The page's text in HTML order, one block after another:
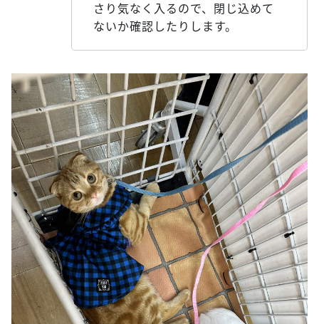
さり気なく入るので、閉じ込めて
ないか確認したりします。